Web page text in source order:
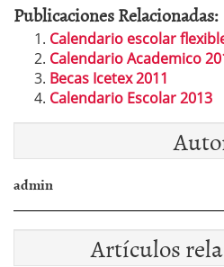
Publicaciones Relacionadas:
Calendario escolar
Calendario Academico
Becas Icetex 2011
Calendario Escolar 2013
admin
Artículos